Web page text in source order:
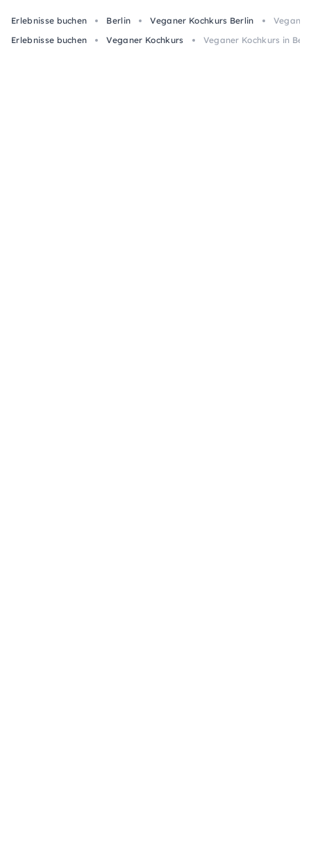
Erlebnisse buchen Berlin Veganer Kochkurs Berlin
Erlebnisse buchen
Veganer Kochkurs Veganer Kochkurs in